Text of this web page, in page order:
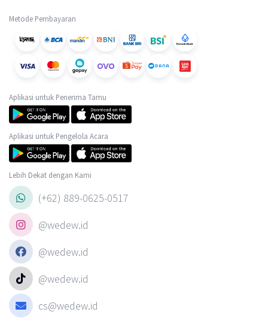
Metode Pembayaran
Aplikasi untuk Penerima Tamu
Aplikasi untuk Pengelola Acara
Lebih Dekat dengan Kami
(+62) 889-0625-0517
@wedew.id
@wedew.id
@wedew.id
cs@wedew.id